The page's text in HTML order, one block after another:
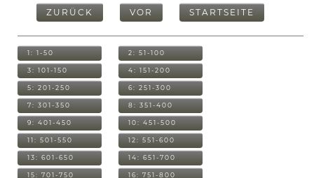
ZURÜCK VOR STARTSEITE
1: 1-50 2: 51-100
3: 101-150 4: 151-200
5: 201-250 6: 251-300
7: 301-350 8: 351-400
9: 401-450 10: 451-500
11: 501-550 12: 551-600
13: 601-650 14: 651-700
15: 701-750 16: 751-800